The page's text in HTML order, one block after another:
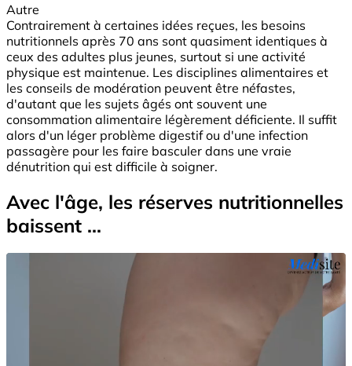
Autre
Contrairement à certaines idées reçues, les besoins
nutritionnels après 70 ans sont quasiment identiques à
ceux des adultes plus jeunes, surtout si une activité
physique est maintenue. Les disciplines alimentaires et
les conseils de modération peuvent être néfastes,
d'autant que les sujets âgés ont souvent une
consommation alimentaire légèrement déficiente. Il suffit
alors d'un léger problème digestif ou d'une infection
passagère pour les faire basculer dans une vraie
dénutrition qui est difficile à soigner.
Avec l'âge, les réserves nutritionnelles
baissent ...